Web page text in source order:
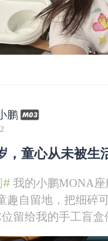
鹏
，童心从未被生
#我的小鹏MONA座
趣自留地，把细碎
留给我的手工盲盒
座搭配复古小装饰